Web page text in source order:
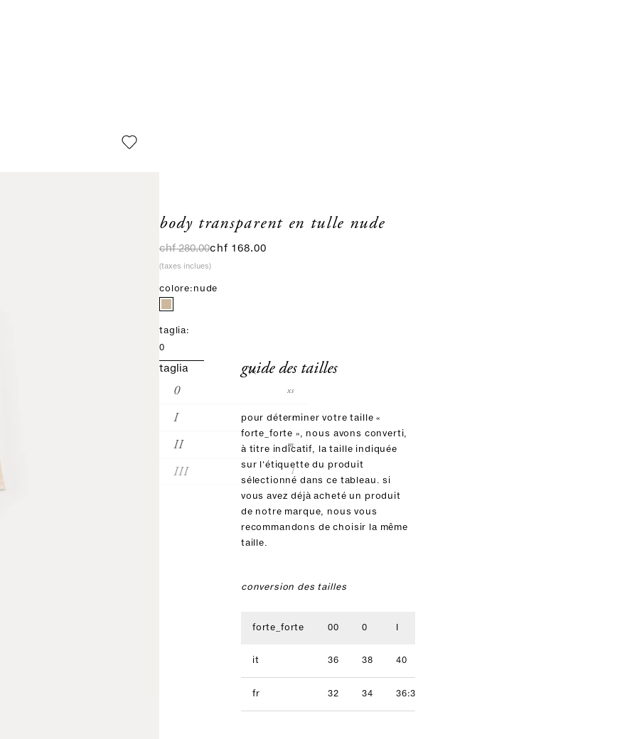
body transparent en tulle nude
prix normal
chf 280.00prix de vente
chf 168.00
(taxes inclues)
colore: nude
taglia:
0
taglia
0 xs
I s
II m
III l
guide des tailles
pour déterminer votre taille «
forte_forte », nous avons converti,
à titre indicatif, la taille indiquée
sur l'étiquette du produit
sélectionné dans ce tableau. si
vous avez déjà acheté un produit
de notre marque, nous vous
recommandons de choisir la même
taille.
conversion des tailles
forte_forte 00 0
it 36 38 40
fr 32 34 36:38